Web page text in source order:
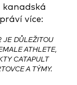
kanadská
více:
JE DŮLEŽITOU
ATHLETE,
CATAPULT
A TÝMY.